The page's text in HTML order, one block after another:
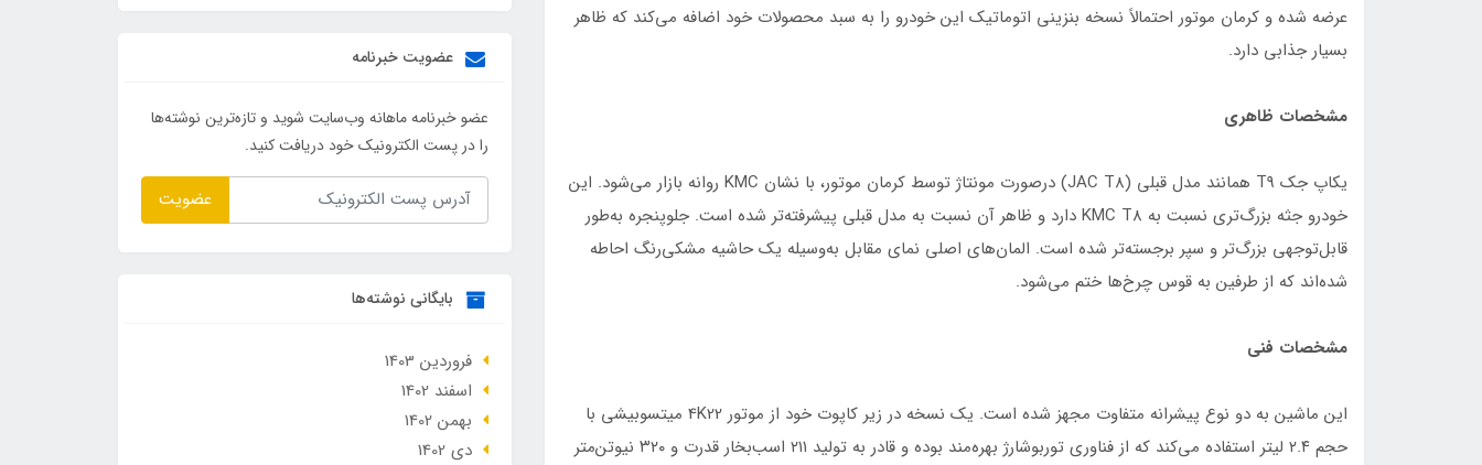
عرضه شده و کرمان موتور احتمالاً نسخه بنزینی اتوماتیک این خودرو را به سبد محصولات خود اضافه می‌کند که ظاهر
بسیار جذابی دارد.
مشخصات ظاهری
یکاپ جک T9 همانند مدل قبلی (JAC T8) درصورت مونتاژ توسط کرمان موتور، با نشان KMC روانه بازار می‌شود. این
خودرو جثه بزرگ‌تری نسبت به KMC T8 دارد و ظاهر آن نسبت به مدل قبلی پیشرفته‌تر شده است. جلوپنجره به‌طور
قابل‌توجهی بزرگ‌تر و سپر برجسته‌تر شده است. المان‌های اصلی نمای مقابل به‌وسیله یک حاشیه مشکی‌رنگ احاطه
شده‌اند که از طرفین به قوس چرخ‌ها ختم می‌شود.
مشخصات فنی
این ماشین به دو نوع پیشرانه متفاوت مجهز شده است. یک نسخه در زیر کاپوت خود از موتور 4K22 میتسوبیشی با
حجم ۲.۴ لیتر استفاده می‌کند که از فناوری توربوشارژ بهره‌مند بوده و قادر به تولید ۲۱۱ اسب‌بخار قدرت و ۳۲۰ نیوتن‌متر
عضویت خبرنامه
عضو خبرنامه ماهانه وب‌سایت شوید و تازه‌ترین نوشته‌ها
را در پست الکترونیک خود دریافت کنید.
عضویت
بایگانی نوشته‌ها
فروردین 1403
اسفند 1402
بهمن 1402
دی 1402